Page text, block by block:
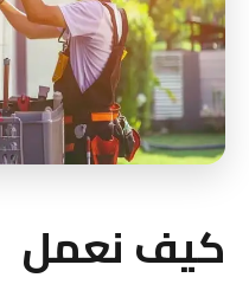
كيف نعمل